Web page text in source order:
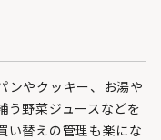
ンやクッキー、お湯や
う野菜ジュースなどを
い替えの管理も楽にな